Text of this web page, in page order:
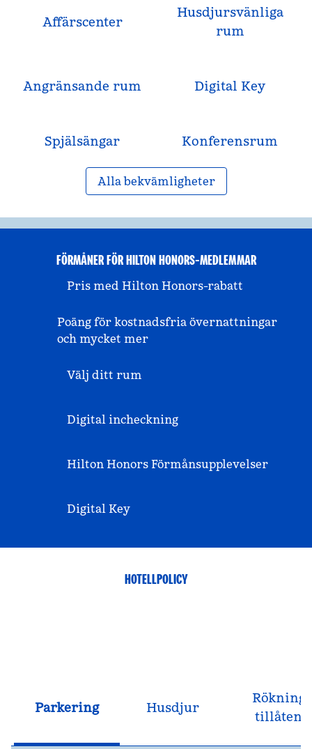
Affärscenter
Husdjursvänliga
rum
Angränsande rum Digital Key
Spjälsängar Konferensrum
Alla bekvämligheter
FÖRMÅNER FÖR HILTON HONORS-MEDLEMMAR
Pris med Hilton Honors-rabatt
Poäng för kostnadsfria övernattningar
och mycket mer
Välj ditt rum
Digital incheckning
Hilton Honors Förmånsupplevelser
Digital Key
HOTELLPOLICY
Parkering Husdjur
Rökning
tillåten